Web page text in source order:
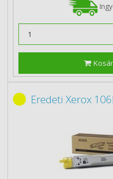
Eredeti Xerox